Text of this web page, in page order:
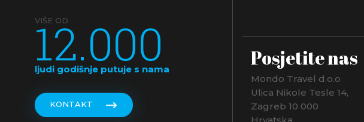
VIŠE OD
12.000
ljudi godišnje putuje s nama
KONTAKT
Posjetite nas
Mondo Travel d.o.o
Ulica Nikole Tesle 14,
Zagreb 10 000
Hrvatska